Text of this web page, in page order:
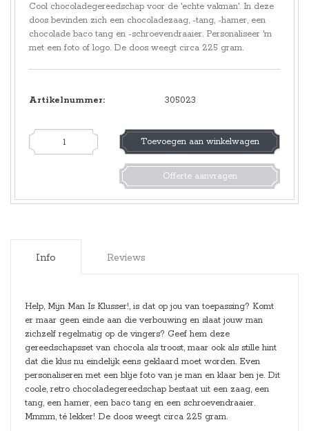
Cool chocoladegereedschap voor de 'echte vakman'. In deze
doos bevinden zich een chocoladezaag, -tang, -hamer, een
chocolade baco tang en -schroevendraaier. Personaliseer 'm
met een foto of logo. De doos weegt circa 225 gram.
Artikelnummer: 305023
Toevoegen aan winkelwagen
Offerte aanvragen
Info Reviews
Help, Mijn Man Is Klusser!, is dat op jou van toepassing? Komt
er maar geen einde aan die verbouwing en slaat jouw man
zichzelf regelmatig op de vingers? Geef hem deze
gereedschapsset van chocola als troost, maar ook als stille hint
dat die klus nu eindelijk eens geklaard moet worden. Even
personaliseren met een blije foto van je man en klaar ben je. Dit
coole, retro chocoladegereedschap bestaat uit een zaag, een
tang, een hamer, een baco tang en een schroevendraaier.
Mmmm, té lekker! De doos weegt circa 225 gram.